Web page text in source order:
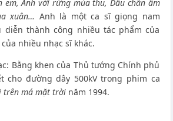
Anh với rừng mùa thu, Dấu chân âm
xuân… Anh là một ca sĩ giọng nam
thành công nhiều tác phẩm của
nhiều nhạc sĩ khác.
Bằng khen của Thủ tướng Chính phủ
cho đường dây 500kV trong phim ca
trên má mặt trờinăm 1994.